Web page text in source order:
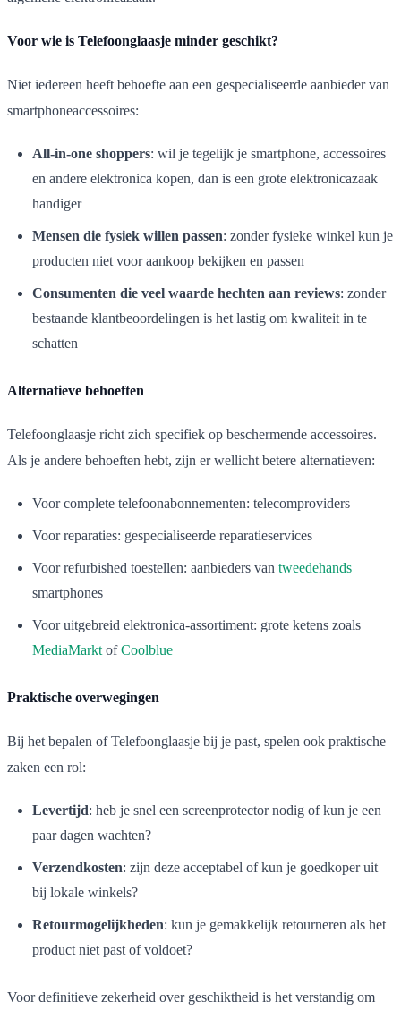
Voor wie is Telefoonglaasje minder geschikt?
Niet iedereen heeft behoefte aan een gespecialiseerde aanbieder van
smartphoneaccessoires:
All-in-one shoppers: wil je tegelijk je smartphone, accessoires
en andere elektronica kopen, dan is een grote elektronicazaak
handiger
Mensen die fysiek willen passen: zonder fysieke winkel kun je
producten niet voor aankoop bekijken en passen
Consumenten die veel waarde hechten aan reviews: zonder
bestaande klantbeoordelingen is het lastig om kwaliteit in te
schatten
Alternatieve behoeften
Telefoonglaasje richt zich specifiek op beschermende accessoires.
Als je andere behoeften hebt, zijn er wellicht betere alternatieven:
Voor complete telefoonabonnementen: telecomproviders
Voor reparaties: gespecialiseerde reparatieservices
Voor refurbished toestellen: aanbieders van tweedehands
smartphones
Voor uitgebreid elektronica-assortiment: grote ketens zoals
MediaMarkt ofCoolblue
Praktische overwegingen
Bij het bepalen of Telefoonglaasje bij je past, spelen ook praktische
zaken een rol:
Levertijd: heb je snel een screenprotector nodig of kun je een
paar dagen wachten?
Verzendkosten: zijn deze acceptabel of kun je goedkoper uit
bij lokale winkels?
Retourmogelijkheden: kun je gemakkelijk retourneren als het
product niet past of voldoet?
Voor definitieve zekerheid over geschiktheid is het verstandig om